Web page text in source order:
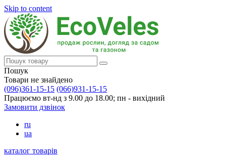
Skip to content
Пошук
Товари не знайдено
(096)361-15-15 (066)931-15-15
Працюємо вт-нд з 9.00 до 18.00; пн - вихідний
Замовити дзвінок
ru
ua
каталог товарів